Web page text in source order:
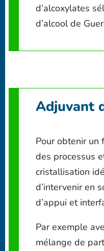
d’alcoxylates
d’alcool de
Adjuvant
Pour obtenir un
des processus
cristallisation
d’intervenir en
d’appui et
Par exemple
mélange de